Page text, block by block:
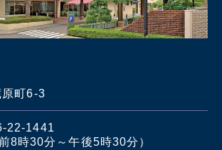
町6-3
22-1441
前8時30分～午後5時30分）